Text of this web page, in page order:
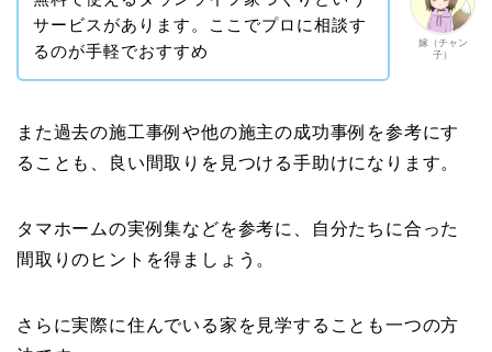
嫁（チャン
子）
サービスがあります。ここでプロに相談す
るのが手軽でおすすめ
また過去の施工事例や他の施主の成功事例を参考にす
ることも、良い間取りを見つける手助けになります。
タマホームの実例集などを参考に、自分たちに合った
間取りのヒントを得ましょう。
さらに実際に住んでいる家を見学することも一つの方